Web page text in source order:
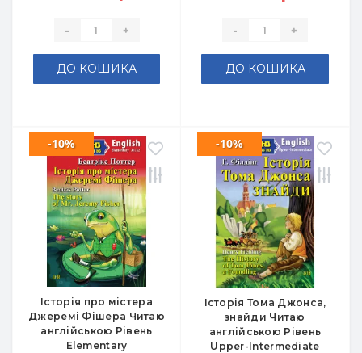
- +
ДО КОШИКА
- +
ДО КОШИКА
Історія про містера
Джеремі Фішера Читаю
англійською Рівень
Elementary
-10%
Історія Тома Джонса,
знайди Читаю
англійською Рівень
Upper-Intermediate
-10%